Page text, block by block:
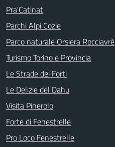
Pra'Catinat
Parchi Alpi Cozie
Parco naturale Orsiera Rocciavrè
Turismo Torino e Provincia
Le Strade dei Forti
Le Delizie del Dahu
Visita Pinerolo
Forte di Fenestrelle
Pro Loco Fenestrelle